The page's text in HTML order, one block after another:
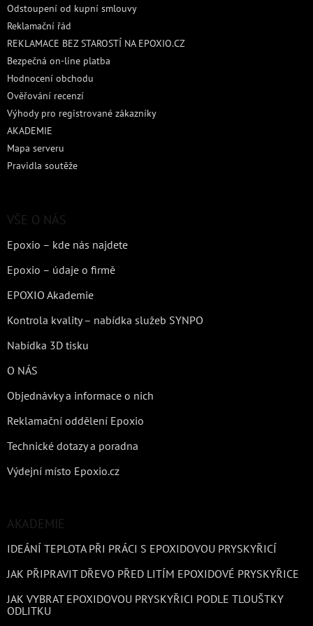
Odstoupení od kupní smlouvy
Reklamační řád
REKLAMACE BEZ STAROSTÍ NA EPOXIO.CZ
Bezpečná on-line platba
Hodnocení obchodu
Ověřování recenzí
Výhody pro registrované zákazníky
AKADEMIE
Mapa serveru
Pravidla soutěže
VŠE O NÁS
Epoxio – kde nás najdete
Epoxio – údaje o firmě
EPOXIO Akademie
Kontrola kvality – nabídka služeb SYNPO
Nabídka 3D tisku
O NÁS
Objednávky a informace o nich
Reklamační oddělení Epoxio
Technické dotazy a poradna
Výdejní místo Epoxio.cz
AKADEMIE
IDEÁNÍ TEPLOTA PŘI PRÁCI S EPOXIDOVOU PRYSKYŘICÍ
JAK PŘIPRAVIT DŘEVO PŘED LITÍM EPOXIDOVÉ PRYSKYŘICE
JAK VYBRAT EPOXIDOVOU PRYSKYŘICI PODLE TLOUŠTKY
ODLITKU